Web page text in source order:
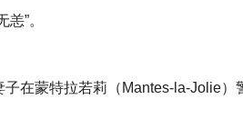
”。
在蒙特拉若莉（Mantes-la-Jolie）